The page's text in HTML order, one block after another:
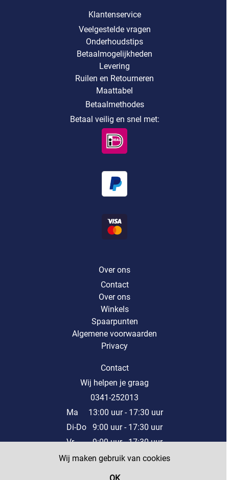
Wij maken gebruik van cookies
Klantenservice
Veelgestelde vragen
Onderhoudstips
Betaalmogelijkheden
Levering
Ruilen en Retourneren
Maattabel
Betaalmethodes
Betaal veilig en snel met:
Over ons
Contact
Over ons
Winkels
Spaarpunten
Algemene voorwaarden
Privacy
Contact
Wij helpen je graag
0341-252013
Ma 13:00 uur - 17:30 uur
Di-Do 9:00 uur - 17:30 uur
Vr 9:00 uur - 17:30 uur
Za 9:00 uur - 17:00 uur